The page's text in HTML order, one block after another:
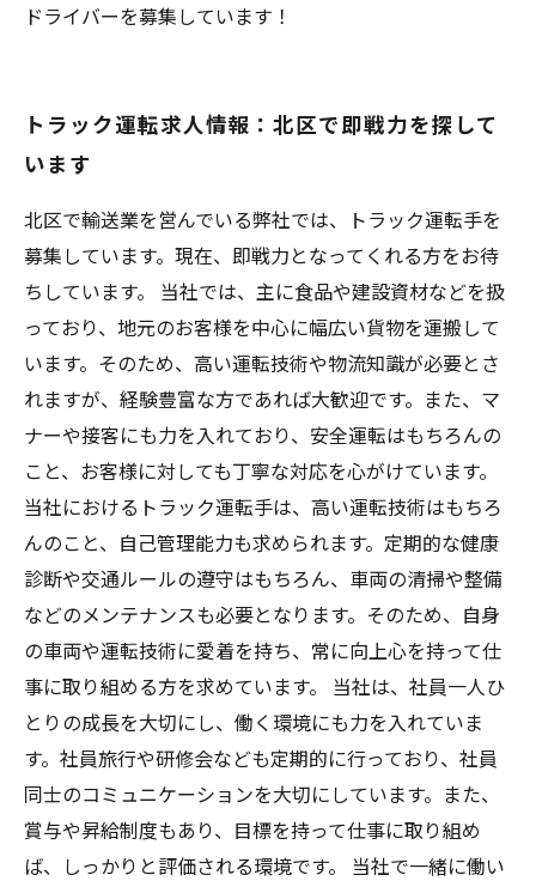
ドライバーを募集しています！
トラック運転求人情報：北区で即戦力を探して
います
北区で輸送業を営んでいる弊社では、トラック運転手を
募集しています。現在、即戦力となってくれる方をお待
ちしています。 当社では、主に食品や建設資材などを扱
っており、地元のお客様を中心に幅広い貨物を運搬して
います。そのため、高い運転技術や物流知識が必要とさ
れますが、経験豊富な方であれば大歓迎です。また、マ
ナーや接客にも力を入れており、安全運転はもちろんの
こと、お客様に対しても丁寧な対応を心がけています。
当社におけるトラック運転手は、高い運転技術はもちろ
んのこと、自己管理能力も求められます。定期的な健康
診断や交通ルールの遵守はもちろん、車両の清掃や整備
などのメンテナンスも必要となります。そのため、自身
の車両や運転技術に愛着を持ち、常に向上心を持って仕
事に取り組める方を求めています。 当社は、社員一人ひ
とりの成長を大切にし、働く環境にも力を入れていま
す。社員旅行や研修会なども定期的に行っており、社員
同士のコミュニケーションを大切にしています。また、
賞与や昇給制度もあり、目標を持って仕事に取り組め
ば、しっかりと評価される環境です。 当社で一緒に働い